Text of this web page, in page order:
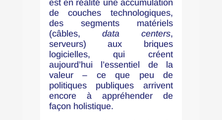
est en réalité une accumulation
de couches technologiques,
des segments matériels
(câbles,
data centers,
serveurs) aux briques
logicielles, qui créent
aujourd’hui l’essentiel de la
valeur – ce que peu de
politiques publiques arrivent
encore à appréhender de
façon holistique.